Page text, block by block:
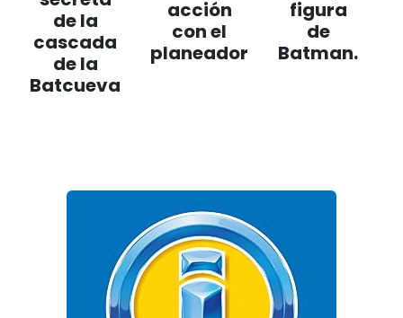
de la
cascada
de la
Batcueva
acción
con el
planeador
figura
de
Batman.